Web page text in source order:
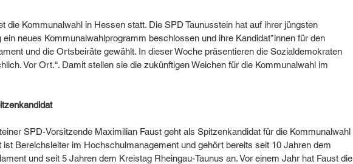
die Kommunalwahl in Hessen statt. Die SPD Taunusstein hat auf ihrer jüngsten
neues Kommunalwahlprogramm beschlossen und ihre Kandidat*innen für den
und die Ortsbeiräte gewählt. In dieser Woche präsentieren die Sozialdemokraten
Vor Ort.“. Damit stellen sie die zukünftigen Weichen für die Kommunalwahl im
SPD-Vorsitzende Maximilian Faust geht als Spitzenkandidat für die Kommunalwahl
ist Bereichsleiter im Hochschulmanagement und gehört bereits seit 10 Jahren dem
und seit 5 Jahren dem Kreistag Rheingau-Taunus an. Vor einem Jahr hat Faust die